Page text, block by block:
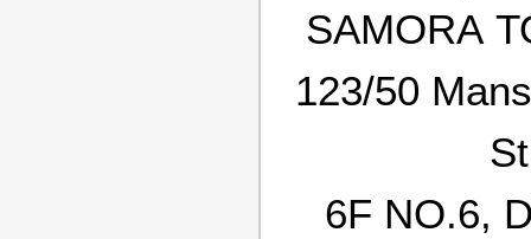
SAMORA
123/50
6F NO.6,